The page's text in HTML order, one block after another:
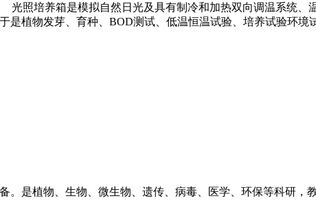
具有制冷和加热双向调温系统、温度可控的
植物发芽、育种、BOD测试、低温恒温试验、培养试验环境
是植物、生物、微生物、遗传、病毒、医学、环保等科研，